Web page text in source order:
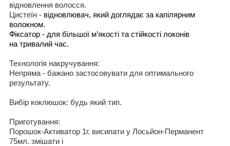
відновлення волосся.
Цистеїн - відновлювач, який доглядає за капілярним
волокном.
Фіксатор - для більшої м’якості та стійкості локонів
на тривалий час.
Технологія накручування:
Непряма - бажано застосовувати для оптимального
результату.
Вибір коклюшок: будь який тип.
Приготування:
Порошок-Активатор 1г. висипати у Лосьйон-Перманент
75мл. змішати і